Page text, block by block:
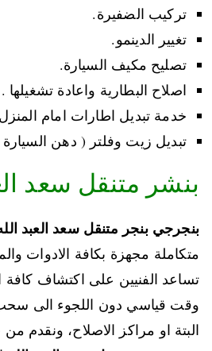
تركيب الضفيرة.
تغيير الدينمو.
تصليح مكيف السيارة.
اصلاح البطارية واعادة تشغيلها .
خدمة تبديل اطارات امام
تبديل زيت وفلتر ( دهن
بنشر متنقل سعد
بنجرجي بنجر متنقل سعد العبد
متكاملة مجهزة بكافة الادوات
تساعد الفنيين على اكتشاف
وقت قياسي دون اللجوء الى
البتة او مراكز الاصلاح، ونقدم